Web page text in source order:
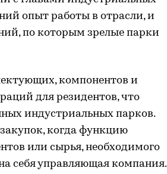
опыт работы в отрасли, и
по которым зрелые парки
компонентов и
для резидентов, что
индустриальных парков.
когда функцию
или сырья, необходимого
себя управляющая компания.